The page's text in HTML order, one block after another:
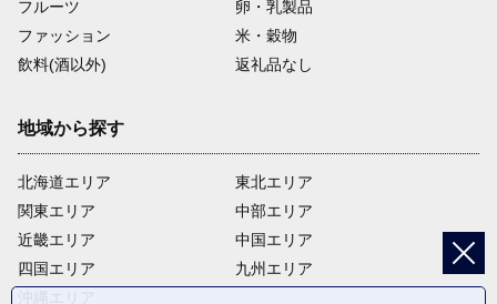
フルーツ
卵・乳製品
ファッション
米・穀物
飲料(酒以外)
返礼品なし
地域から探す
北海道エリア
関東エリア
近畿エリア
四国エリア
東北エリア
中部エリア
中国エリア
九州エリア